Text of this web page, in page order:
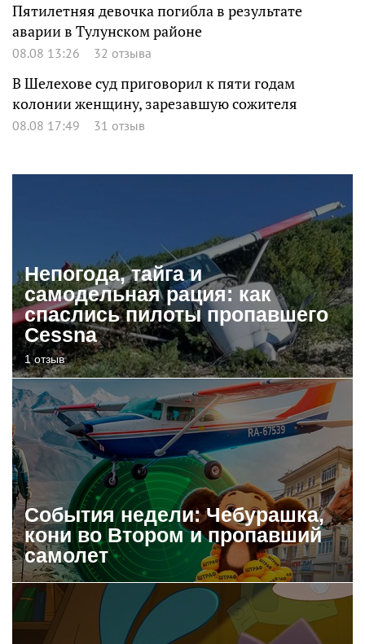
Пятилетняя девочка погибла в результате
аварии в Тулунском районе
08.08 13:26 32 отзыва
В Шелехове суд приговорил к пяти годам
колонии женщину, зарезавшую сожителя
08.08 17:49 31 отзыв
Непогода, тайга и
самодельная рация: как
спаслись пилоты пропавшего
Cessna
1 отзыв
События недели: Чебурашка,
кони во Втором и пропавший
самолет